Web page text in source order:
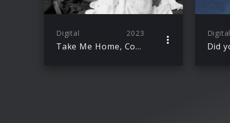
Digital 2023
Take Me Home, Country Roads
Digital